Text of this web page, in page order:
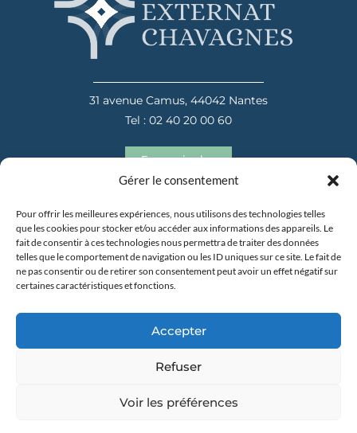
Gérer le consentement
Pour offrir les meilleures expériences, nous utilisons des technologies telles
que les cookies pour stocker et/ou accéder aux informations des appareils. Le
fait de consentir à ces technologies nous permettra de traiter des données
telles que le comportement de navigation ou les ID uniques sur ce site. Le fait de
ne pas consentir ou de retirer son consentement peut avoir un effet négatif sur
certaines caractéristiques et fonctions.
Accepter
Refuser
Voir les préférences
31 avenue Camus, 44042 Nantes
Tel : 02 40 20 00 60
En savoir plus
Tel : 02 40 20 00 60
En savoir plus